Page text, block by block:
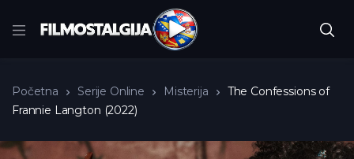
Početna Serije Online Misterija
The Confessions of
Frannie Langton (2022)